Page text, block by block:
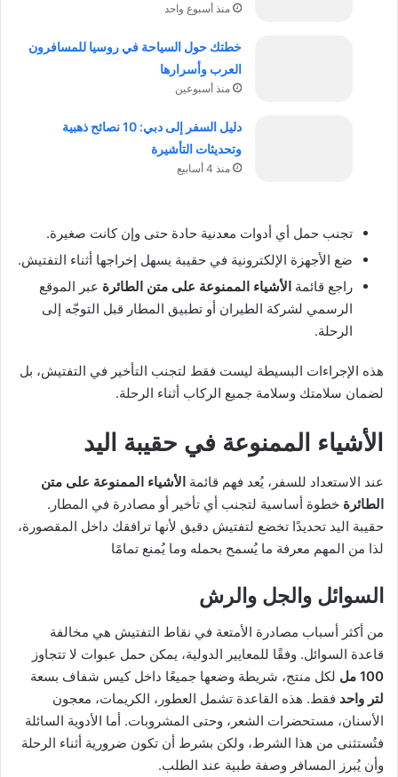
منذ أسبوع واحد
خطتك حول السياحة في روسيا للمسافرون
العرب وأسرارها
منذ أسبوعين
دليل السفر إلى دبي: 10 نصائح ذهبية
وتحديثات التأشيرة
منذ 4 أسابيع
تجنب حمل أي أدوات معدنية حادة حتى وإن كانت صغيرة.
ضع الأجهزة الإلكترونية في حقيبة يسهل إخراجها أثناء التفتيش.
راجع قائمة الأشياء الممنوعة على متن الطائرة عبر الموقع
الرسمي لشركة الطيران أو تطبيق المطار قبل التوجّه إلى
الرحلة.
هذه الإجراءات البسيطة ليست فقط لتجنب التأخير في التفتيش، بل
لضمان سلامتك وسلامة جميع الركاب أثناء الرحلة.
الأشياء الممنوعة في حقيبة اليد
عند الاستعداد للسفر، يُعد فهم قائمة الأشياء الممنوعة على متن
الطائرة خطوة أساسية لتجنب أي تأخير أو مصادرة في المطار.
حقيبة اليد تحديدًا تخضع لتفتيش دقيق لأنها ترافقك داخل المقصورة،
لذا من المهم معرفة ما يُسمح بحمله وما يُمنع تمامًا
السوائل والجل والرش
من أكثر أسباب مصادرة الأمتعة في نقاط التفتيش هي مخالفة
قاعدة السوائل. وفقًا للمعايير الدولية، يمكن حمل عبوات لا تتجاوز
100 مل
لكل منتج، شريطة وضعها جميعًا داخل كيس شفاف بسعة
لتر واحد فقط. هذه القاعدة تشمل العطور، الكريمات، معجون
الأسنان، مستحضرات الشعر، وحتى المشروبات. أما الأدوية السائلة
فتُستثنى من هذا الشرط، ولكن بشرط أن تكون ضرورية أثناء الرحلة
وأن يُبرز المسافر وصفة طبية عند الطلب.